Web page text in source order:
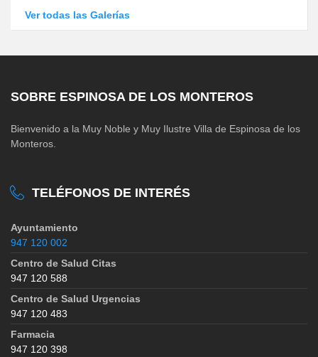
Ver todas las Galerías
SOBRE ESPINOSA DE LOS MONTEROS
Bienvenido a la Muy Noble y Muy Ilustre Villa de Espinosa de los
Monteros.
TELÉFONOS DE INTERÉS
Ayuntamiento
947 120 002
Centro de Salud Citas
947 120 588
Centro de Salud Urgencias
947 120 483
Farmacia
947 120 398